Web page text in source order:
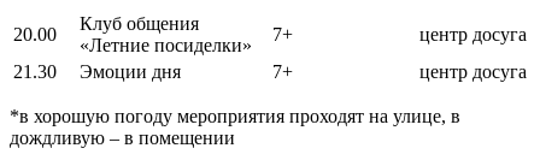
20.00
Клуб общения
«Летние посиделки»
7+
центр досуга
21.30
Эмоции дня 7+ центр досуга
*в хорошую погоду мероприятия проходят на улице, в
дождливую – в помещении